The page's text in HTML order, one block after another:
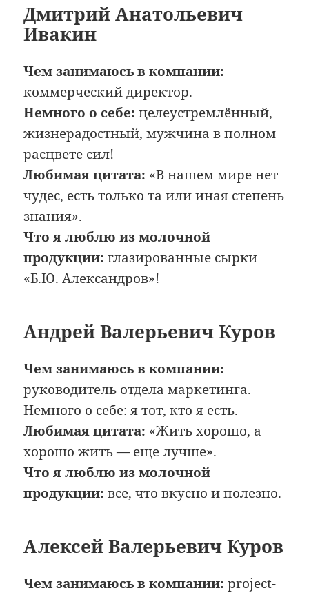
Дмитрий Анатольевич
Ивакин
Чем занимаюсь в компании:
коммерческий директор.
Немного о себе:целеустремлённый,
жизнерадостный, мужчина в полном
расцвете сил!
Любимая цитата: «В нашем мире нет
чудес, есть только та или иная степень
знания».
Что я люблю из молочной
продукции: глазированные сырки
«Б.Ю. Александров»!
Андрей Валерьевич Куров
Чем занимаюсь в компании:
руководитель отдела маркетинга.
Немного о себе: я тот, кто я есть.
Любимая цитата: «Жить хорошо, а
хорошо жить — еще лучше».
Что я люблю из молочной
продукции: все, что вкусно и полезно.
Алексей Валерьевич Куров
Чем занимаюсь в компании: project-